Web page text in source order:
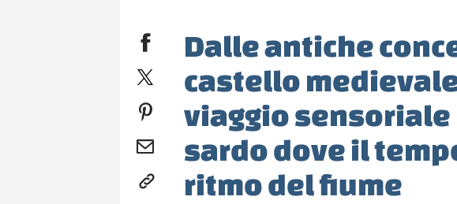
Dalle antiche
castello
viaggio sensoriale
sardo dove il
ritmo del fiume